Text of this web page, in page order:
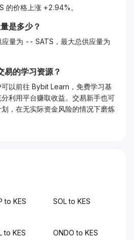
的价格上涨 +2.94%。
是多少？
量为 -- SATS，最大总供应量为
易的学习资源？
以前往 Bybit Learn，免费学习基
利用平台赚取收益。交易新手也可
，在无实际资金风险的情况下磨炼
to KES SOL to KES
to KES ONDO to KES